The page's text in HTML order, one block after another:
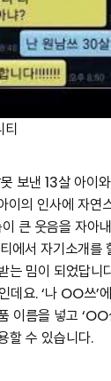
티
보낸 13살 아이
이의 인사에 자연
큰 웃음을 자아
에서 자기소개를
는 밈이 되었답니
데요. ‘나 OO쓰’
이름을 넣고
할 수 있습니다.